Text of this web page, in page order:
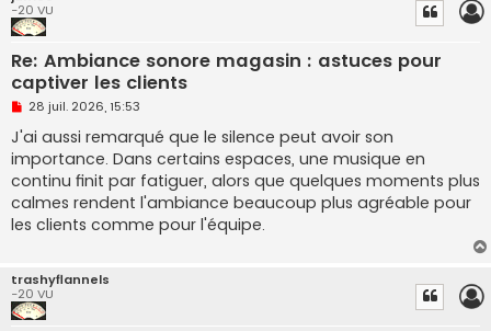
-20 VU
Re: Ambiance sonore magasin : astuces pour
captiver les clients
M
s
s
a
g
e
n
o
n
28 juil. 2026, 15:53
J'ai aussi remarqué que le silence peut avoir son
importance. Dans certains espaces, une musique en
continu finit par fatiguer, alors que quelques moments plus
calmes rendent l'ambiance beaucoup plus agréable pour
les clients comme pour l'équipe.
trashyflannels
-20 VU